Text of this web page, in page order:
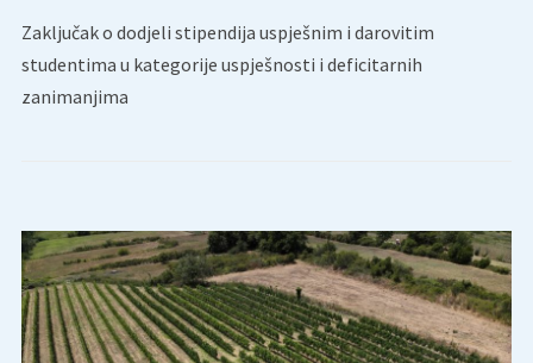
Zaključak o dodjeli stipendija uspješnim i darovitim
studentima u kategorije uspješnosti i deficitarnih
zanimanjima